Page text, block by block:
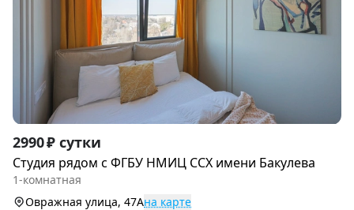
Item
1
of
9
2990 ₽ сутки
Студия рядoм с ФГБУ НМИЦ ССХ имени Бакулева
1-комнатная
Овражная улица, 47Ана карте